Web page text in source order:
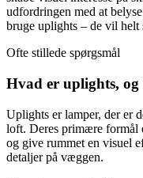
udfordringen med at
bruge uplights – de vil
Ofte stillede spørgsmål
Hvad er uplights, og
Uplights er lamper, der er
loft. Deres primære formål
og give rummet en visuel
detaljer på væggen.